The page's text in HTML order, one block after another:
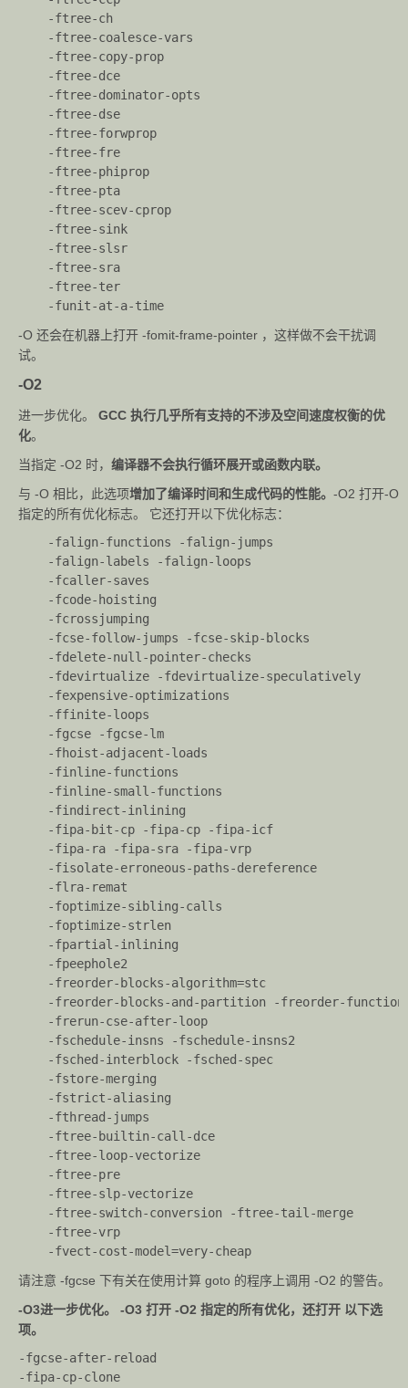
-print-
name
显示编译器配套库的名称。
-print-
name=
-print-
prog-
显示编译器组件的完整路径。
-print-
multiarc
h
显示目标的规范化 GNU 三元组，用作库路径中的
multi-
director
-print-
multi-lib
显示命令行选项与多个库搜索目录。
-print-
multi-
os-
director
显示操作系统库的相对路径。
-print-
sysroot
显示目标库目录。
-print-
sysroot
header
s-suffix
显示用于查找标头的 sysroot 后缀。
-Wa,<
选项>
将逗号分隔的 <选项> 传递给汇编器。
-Wp,<
选项>
将逗号分隔的 <选项> 传递到预处理器。
-Wl,<选
将逗号分隔的 <选项> 传递给链接器。
Xasse
mbler
将传递给汇编器。
Xprepr
ocessor
将传递给预处理器。
将传递给链接器。
-save-
temps
不要删除中间文件。
-save-
temps=
不删除中间文件。
-no-
al-
prefixes
前缀。
-pipe
-ftree-ch
-ftree-coalesce-vars
-ftree-copy-prop
-ftree-dce
-ftree-dominator-opts
-ftree-dse
-ftree-forwprop
-ftree-fre
-ftree-phiprop
-ftree-pta
-ftree-scev-cprop
-ftree-sink
-ftree-slsr
-ftree-sra
-ftree-ter
-funit-at-a-time
-O 还会在机器上打开 -fomit-frame-pointer ，这样做不会干扰调
试。
-O2
进一步优化。 GCC 执行几乎所有支持的不涉及空间速度权衡的优
化。
当指定 -O2 时， 编译器不会执行循环展开或函数内联。
与 -O 相比，此选项增加了编译时间和生成代码的性能。 -O2 打开-O
指定的所有优化标志。 它还打开以下优化标志：
-falign-functions -falign-jumps
-falign-labels -falign-loops
-fcaller-saves
-fcode-hoisting
-fcrossjumping
-fcse-follow-jumps -fcse-skip-blocks
-fdelete-null-pointer-checks
-fdevirtualize -fdevirtualize-speculatively
-fexpensive-optimizations
-ffinite-loops
-fgcse -fgcse-lm
-fhoist-adjacent-loads
-finline-functions
-finline-small-functions
-findirect-inlining
-fipa-bit-cp -fipa-cp -fipa-icf
-fipa-ra -fipa-sra -fipa-vrp
-fisolate-erroneous-paths-dereference
-flra-remat
-foptimize-sibling-calls
-foptimize-strlen
-fpartial-inlining
-fpeephole2
-freorder-blocks-algorithm=stc
-freorder-blocks-and-partition -freorder-
-frerun-cse-after-loop
-fschedule-insns -fschedule-insns2
-fsched-interblock -fsched-spec
-fstore-merging
-fstrict-aliasing
-fthread-jumps
-ftree-builtin-call-dce
-ftree-loop-vectorize
-ftree-pre
-ftree-slp-vectorize
-ftree-switch-conversion -ftree-tail-merge
-ftree-vrp
-fvect-cost-model=very-cheap
请注意 -fgcse 下有关在使用计算 goto 的程序上调用 -O2 的警告。
-O3进一步优化。 -O3 打开 -O2 指定的所有优化，还打开 以下选
项。
-fgcse-after-reload
-fipa-cp-clone